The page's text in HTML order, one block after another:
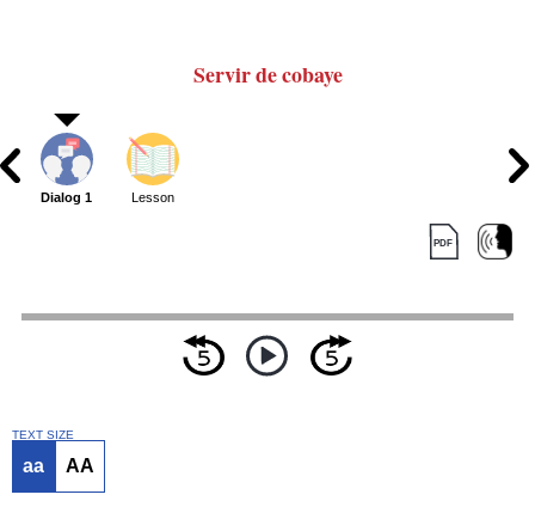
Servir de cobaye
Dialog 1 Lesson
TEXT SIZE
aa AA